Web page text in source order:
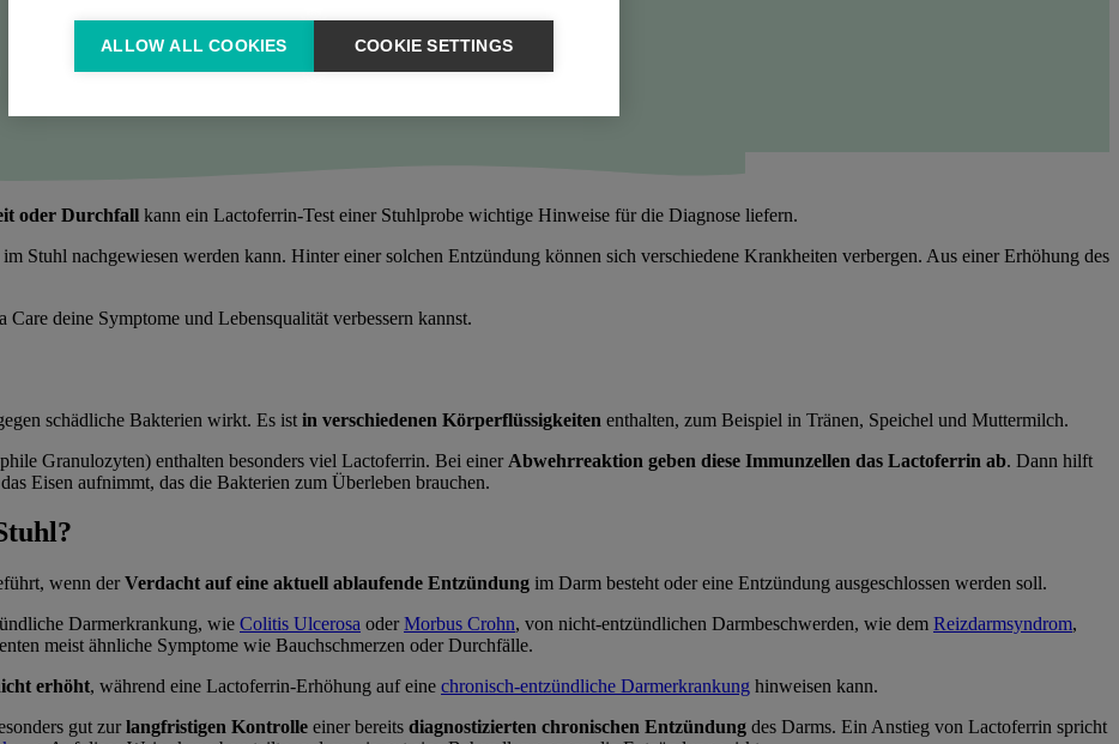
oder Durchfall kann ein Lactoferrin-Test einer Stuhlprobe wichtige Hinweise für die Diagnose liefern.
im Stuhl nachgewiesen werden kann. Hinter einer solchen Entzündung können sich verschiedene Krankheiten verbergen. Aus einer Erhöhung des
deine Symptome und Lebensqualität verbessern kannst.
schädliche Bakterien wirkt. Es ist in verschiedenen Körperflüssigkeiten enthalten, zum Beispiel in Tränen, Speichel und Muttermilch.
Granulozyten) enthalten besonders viel Lactoferrin. Bei einer Abwehrreaktion geben diese Immunzellen das Lactoferrin ab. Dann hilft
Eisen aufnimmt, das die Bakterien zum Überleben brauchen.
wenn derVerdacht auf eine aktuell ablaufende Entzündung im Darm besteht oder eine Entzündung ausgeschlossen werden soll.
Darmerkrankung, wie Colitis Ulcerosa oderMorbus Crohn, von nicht-entzündlichen Darmbeschwerden, wie dem Reizdarmsyndrom,
meist ähnliche Symptome wie Bauchschmerzen oder Durchfälle.
erhöht, während eine Lactoferrin-Erhöhung auf eine chronisch-entzündliche Darmerkrankung hinweisen kann.
gut zurlangfristigen Kontrolle einer bereits diagnostizierten chronischen Entzündung des Darms. Ein Anstieg von Lactoferrin spricht
ALLOW ALL COOKIES COOKIE SETTINGS